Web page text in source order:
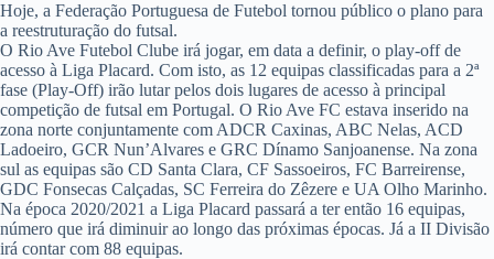
Hoje, a Federação Portuguesa de Futebol tornou público o plano para
a reestruturação do futsal.
O Rio Ave Futebol Clube irá jogar, em data a definir, o play-off de
acesso à Liga Placard. Com isto, as 12 equipas classificadas para a 2ª
fase (Play-Off) irão lutar pelos dois lugares de acesso à principal
competição de futsal em Portugal. O Rio Ave FC estava inserido na
zona norte conjuntamente com ADCR Caxinas, ABC Nelas, ACD
Ladoeiro, GCR Nun’Alvares e GRC Dínamo Sanjoanense. Na zona
sul as equipas são CD Santa Clara, CF Sassoeiros, FC Barreirense,
GDC Fonsecas Calçadas, SC Ferreira do Zêzere e UA Olho Marinho.
Na época 2020/2021 a Liga Placard passará a ter então 16 equipas,
número que irá diminuir ao longo das próximas épocas. Já a II Divisão
irá contar com 88 equipas.